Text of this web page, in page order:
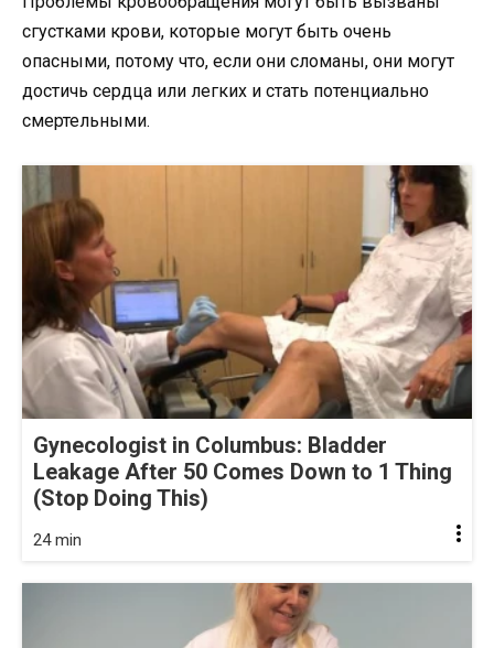
сгустками крови, которые могут быть очень
опасными, потому что, если они сломаны, они могут
достичь сердца или легких и стать потенциально
смертельными.
Gynecologist in Columbus: Bladder
Leakage After 50 Comes Down to 1 Thing
(Stop Doing This)
24 min